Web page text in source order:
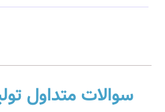
سوالات متداول